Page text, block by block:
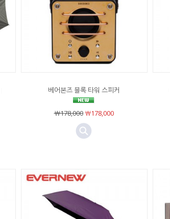
베어본즈 블록 타워 스피커
￦178,000￦178,000